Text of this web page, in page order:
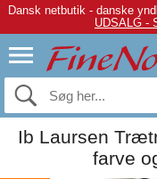
Dansk netbutik - danske
UDSALG -
Ib Laursen
farve